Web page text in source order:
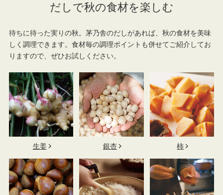
だしで秋の食材を楽しむ
待ちに待った実りの秋。茅乃舎のだしがあれば、秋の食材を美味
しく調理できます。食材毎の調理ポイントも併せてご紹介してお
りますので、ぜひお試しください。
生姜 銀杏 柿